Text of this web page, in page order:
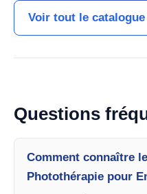
Voir tout le catalogue
Questions
Comment connaître
Photothérapie pour